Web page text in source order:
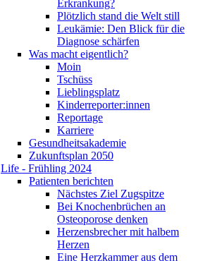
Erkrankung?
Plötzlich stand die Welt still
Leukämie: Den Blick für die
Diagnose schärfen
Was macht eigentlich?
Moin
Tschüss
Lieblingsplatz
Kinderreporter:innen
Reportage
Karriere
Gesundheitsakademie
Zukunftsplan 2050
Life - Frühling 2024
Patienten berichten
Nächstes Ziel Zugspitze
Bei Knochenbrüchen an
Osteoporose denken
Herzensbrecher mit halbem
Herzen
Eine Herzkammer aus dem